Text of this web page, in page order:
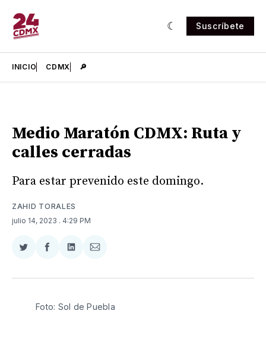
Suscríbete
INICIO CDMX 🔎
Medio Maratón CDMX: Ruta y
calles cerradas
Para estar prevenido este domingo.
ZAHID TORALES
julio 14, 2023 . 4:29 PM
Compartir
Twitter
Compartir
Facebook
Compartir
LinkedIn
Compartir
Email
Foto: Sol de Puebla